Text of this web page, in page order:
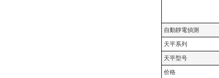
自動靜電偵測
天平系列
天平型号
价格